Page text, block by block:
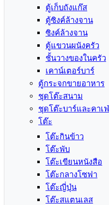
ตู้เก็บถังแก๊ส
ตู้ซิงค์ล้างจาน
ซิงค์ล้างจาน
ตู้แขวนผนังครัว
ชั้นวางของในครัว
เคาน์เตอร์บาร์
ตู้กระจกขายอาหาร
ชุดโต๊ะสนาม
ชุดโต๊ะบาร์และคาเฟ่
โต๊ะ
โต๊ะกินข้าว
โต๊ะพับ
โต๊ะเขียนหนังสือ
โต๊ะกลางโซฟา
โต๊ะญี่ปุ่น
โต๊ะสแตนเลส